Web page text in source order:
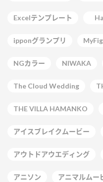
Excelテンプレート
ipponグランプリ
NGカラー NIWAKA
The Cloud Wedding
THE VILLA HAMANKO
アイスブレイクムービー
アウトドアウエディング
アニソン アニマルムー